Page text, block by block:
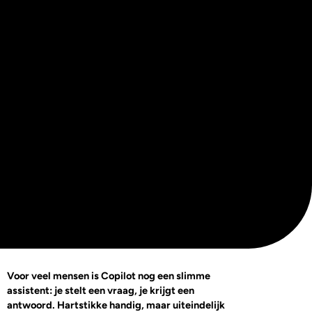
Voor veel mensen is Copilot nog een slimme
assistent: je stelt een vraag, je krijgt een
antwoord. Hartstikke handig, maar uiteindelijk